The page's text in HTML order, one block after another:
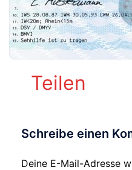
Teilen
Schreibe einen
Deine E-Mail-Adresse
Alternative: